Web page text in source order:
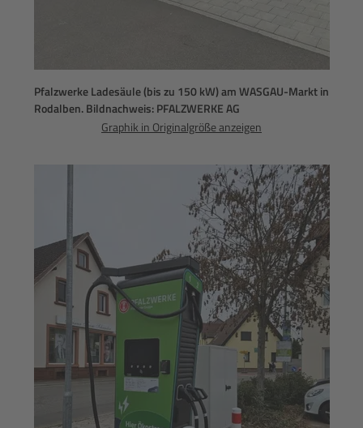
Pfalzwerke Ladesäule (bis zu 150 kW) am WASGAU-Markt in
Rodalben. Bildnachweis: PFALZWERKE AG
Graphik in Originalgröße anzeigen